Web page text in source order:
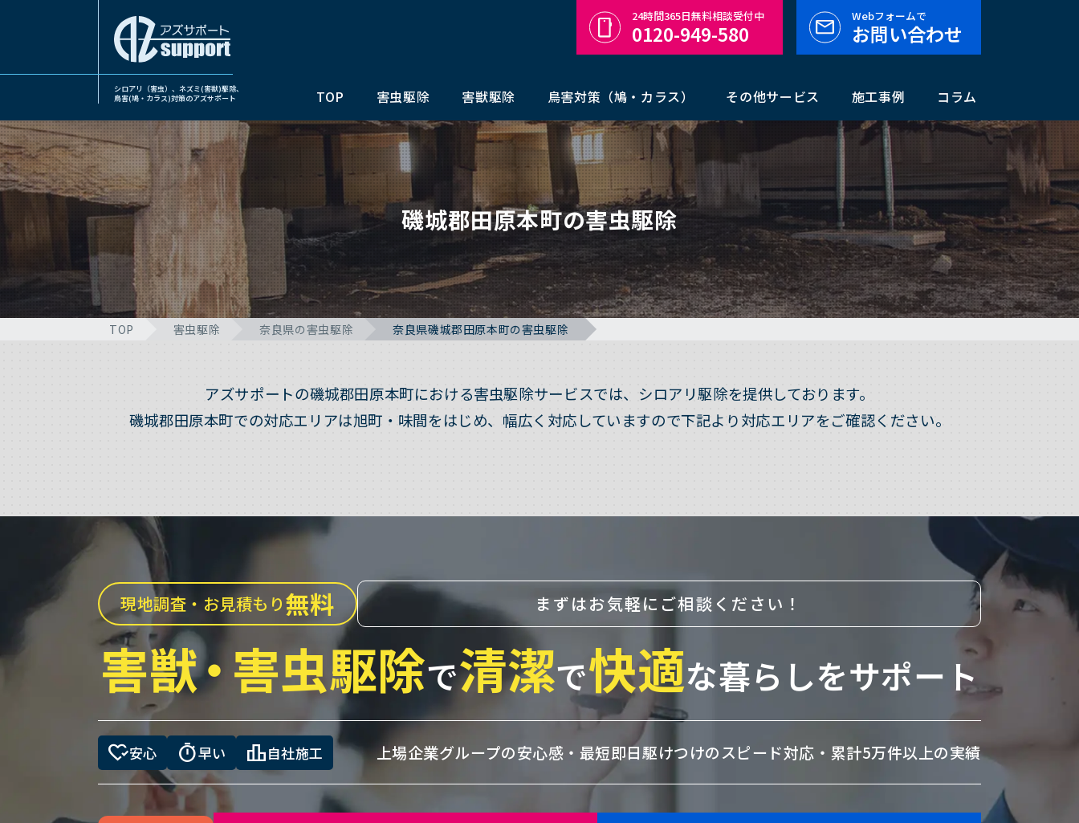
シロアリ（害虫）、ネズミ(害獣)駆除、
鳥害(鳩・カラス)対策のアズサポート
TOP 害虫駆除 害獣駆除 鳥害対策（鳩・カラス） その他サービス 施工事例 コラム
24時間365日無料相談受付中
0120-949-580
Webフォームで
お問い合わせ
磯城郡田原本町の害虫駆除
TOP 害虫駆除 奈良県の害虫駆除 奈良県磯城郡田原本町の害虫駆除
アズサポートの磯城郡田原本町における害虫駆除サービスでは、シロアリ駆除を提供しております。
磯城郡田原本町での対応エリアは旭町・味間をはじめ、幅広く対応していますので下記より対応エリアをご確認ください。
現地調査・お見積もり無料 まずはお気軽にご相談ください！
害獣・害虫駆除で清潔で快適な暮らしをサポート
heart_check安心 timer早い leaderboard自社施工 上場企業グループの安心感・ 最短即日駆けつけのスピード対応・ 累計5万件以上の実績